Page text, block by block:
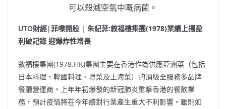
可以殺滅空氣中嘅病菌。
UTO財經|菲嚟開股 | 朱紀菲:敘福樓集團(1978)業績上揚盈
利破記錄 迎爆炸性增長
敘福樓集團(1978.HK)集團主要在香港作為供應亞洲菜（包括
日本料理、韓國料理、粵菜及上海菜）的頂級全服務多品牌
餐廳營運商。上年年初爆發的新冠肺炎重擊香港的餐飲業
務，預計疫情將在今年續對行業產生重大不利影響。雖則如